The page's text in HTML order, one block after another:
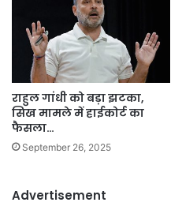
राहुल गांधी को बड़ा झटका,
सिख मामले में हाईकोर्ट का
फैसला…
September 26, 2025
Advertisement